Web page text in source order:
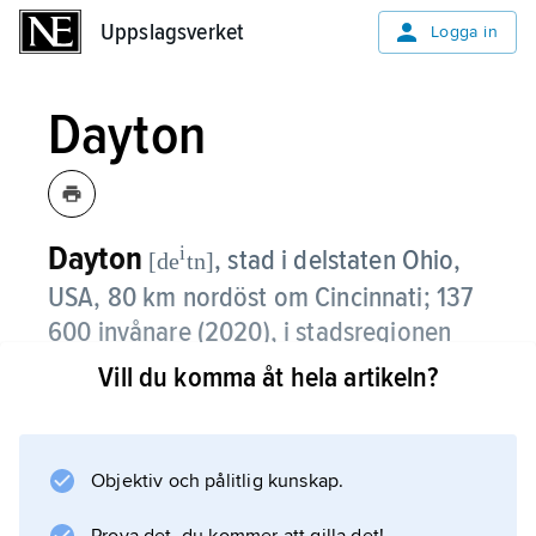
Uppslagsverket Logga in
Dayton
Dayton [deitn],stad i delstaten Ohio,
USA, 80 km nordöst om Cincinnati; 137
600 invånare (2020), i stadsregionen
Dayton–Springfield 814 000 invånare.
utvecklats ur ”egna” uppfinningar. Så går
Vill du komma åt hela artikeln?
Objektiv och pålitlig kunskap.